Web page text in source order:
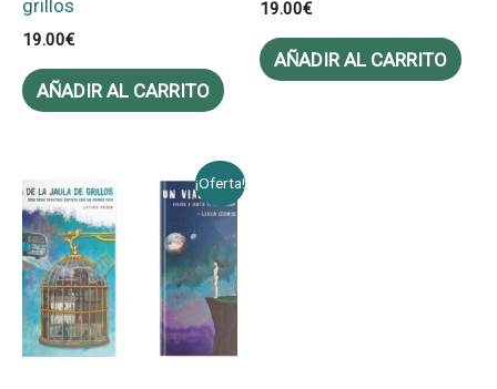
grillos
19.00€
AÑADIR AL CARRITO
19.00€
AÑADIR AL CARRITO
¡Oferta!
precio
original
era:
32.00€.
precio
25.00€.